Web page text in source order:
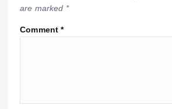
are marked *
Comment*